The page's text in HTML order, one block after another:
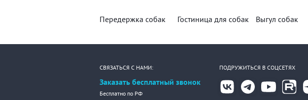
Передержка собак Гостиница для собак Выгул собак
СВЯЗАТЬСЯ С НАМИ:
Заказать бесплатный звонок
Бесплатно по РФ
ПОДРУЖИТЬСЯ В СОЦСЕТЯХ